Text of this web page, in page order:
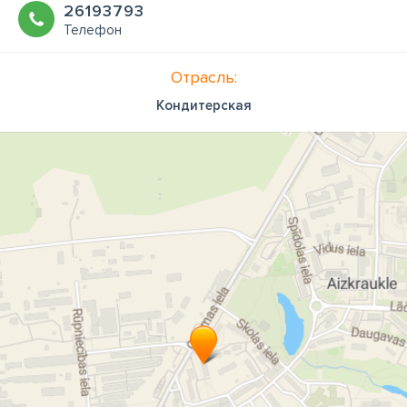
26193793
Телефон
Отрасль:
Кондитерская